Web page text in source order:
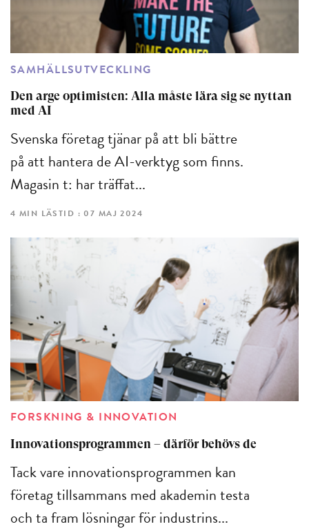
SAMHÄLLSUTVECKLING
Den arge optimisten: Alla måste lära sig se nyttan
med AI
Svenska företag tjänar på att bli bättre
på att hantera de AI-verktyg som finns.
Magasin t: har träffat...
4 MIN LÄSTID : 07 MAJ 2024
FORSKNING & INNOVATION
Innovationsprogrammen – därför behövs de
Tack vare innovationsprogrammen kan
företag tillsammans med akademin testa
och ta fram lösningar för industrins...